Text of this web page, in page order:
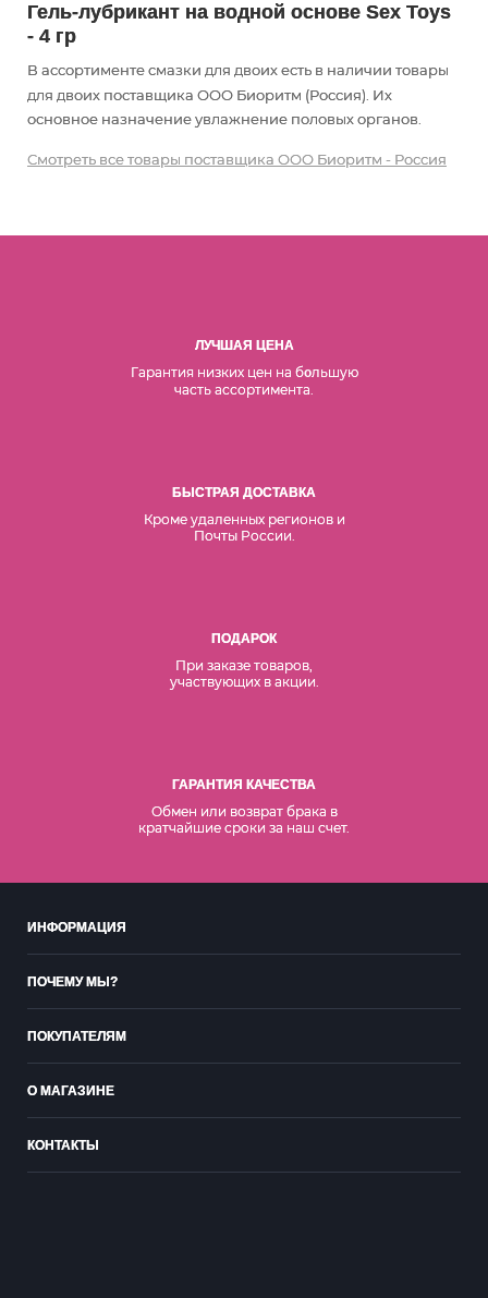
Гель-лубрикант на водной основе Sex Toys
- 4 гр
В ассортименте смазки для двоих есть в наличии товары
для двоих поставщика ООО Биоритм (Россия). Их
основное назначение увлажнение половых органов
Смотреть все товары поставщика ООО Биоритм - Россия
ЛУЧШАЯ ЦЕНА
Гарантия низких цен на большую
часть ассортимента.
БЫСТРАЯ ДОСТАВКА
Кроме удаленных регионов и
Почты России.
ПОДАРОК
При заказе товаров,
участвующих в акции.
ГАРАНТИЯ КАЧЕСТВА
Обмен или возврат брака в
кратчайшие сроки за наш счет.
ИНФОРМАЦИЯ
ПОЧЕМУ МЫ?
ПОКУПАТЕЛЯМ
О МАГАЗИНЕ
КОНТАКТЫ